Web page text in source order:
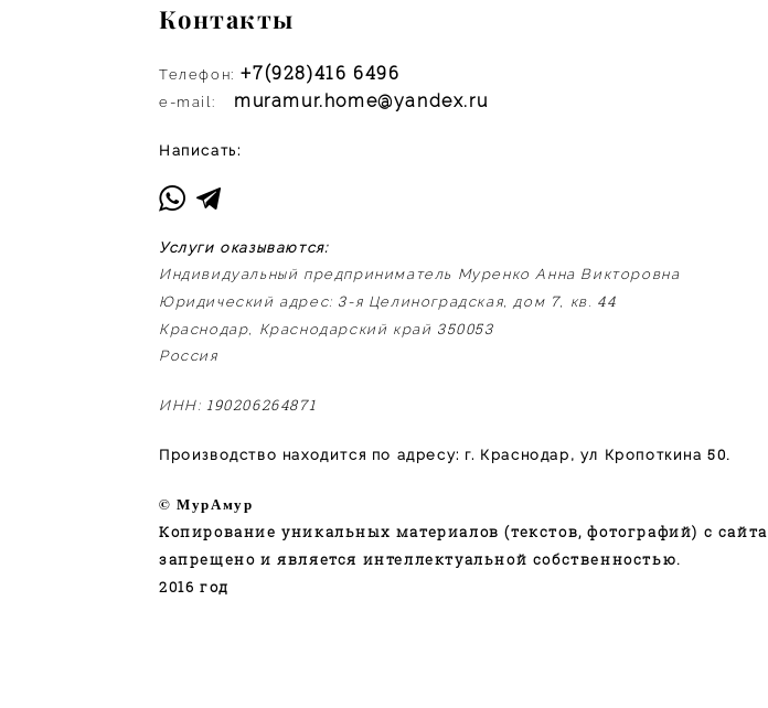
Контакты
Телефон: +7(928)416 6496
e-mail: muramur.home@yandex.ru
Написать:
Услуги оказываются:
Индивидуальный предприниматель Муренко Анна Викторовна
Юридический адрес: 3-я Целиноградская, дом 7, кв. 44
Краснодар, Краснодарский край 350053
Россия
ИНН: 190206264871
Производство находится по адресу: г. Краснодар, ул Кропоткина50.
© МурАмур
Копирование уникальных материалов (текстов, фотографий) с сайта
запрещено и является интеллектуальной собственностью.
2016 год